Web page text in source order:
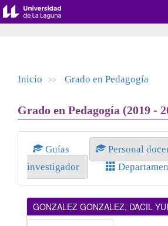
Inicio >> Grado en Pedagogía
Grado en Pedagogía (2019 -
Guías
Personal
investigador
GONZALEZ GONZALEZ, DACIL